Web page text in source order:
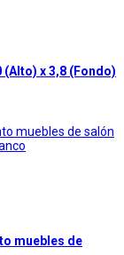
x 3,8 (Fondo)
muebles de